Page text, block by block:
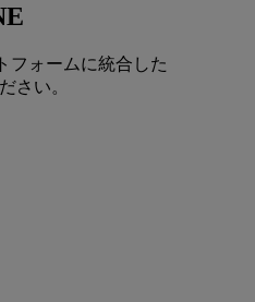
フォームに統合した
さい。